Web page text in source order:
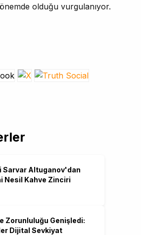
olduğu vurgulanıyor.
Sarvar Altuganov'dan
Nesil Kahve Zinciri
Zorunluluğu Genişledi:
Dijital Sevkiyat